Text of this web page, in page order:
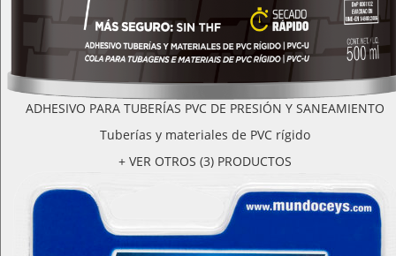
ADHESIVO PARA TUBERÍAS PVC DE PRESIÓN Y SANEAMIENTO
Tuberías y materiales de PVC rígido
+ VER OTROS (3) PRODUCTOS